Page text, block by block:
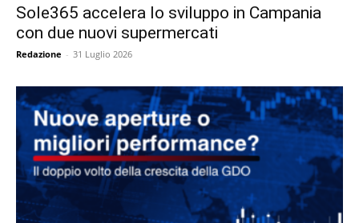
Sole365 accelera lo sviluppo in Campania
con due nuovi supermercati
Redazione - 31 Luglio 2026